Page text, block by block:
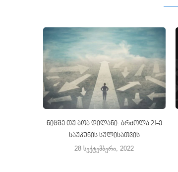
ნიცშე თუ ბობ დილანი: ბრძოლა 21-ე
საუკუნის სულისათვის
28 სექტემბერი, 2022